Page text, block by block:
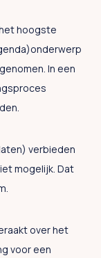
hoogste
In een
verbieden
mogelijk. Dat
over het
voor een